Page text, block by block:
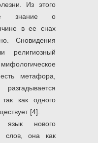
Из этого
знание о
в ее снах
Сновидения
религиозный
метафора,
как одного
[4].
нового
слов, она как